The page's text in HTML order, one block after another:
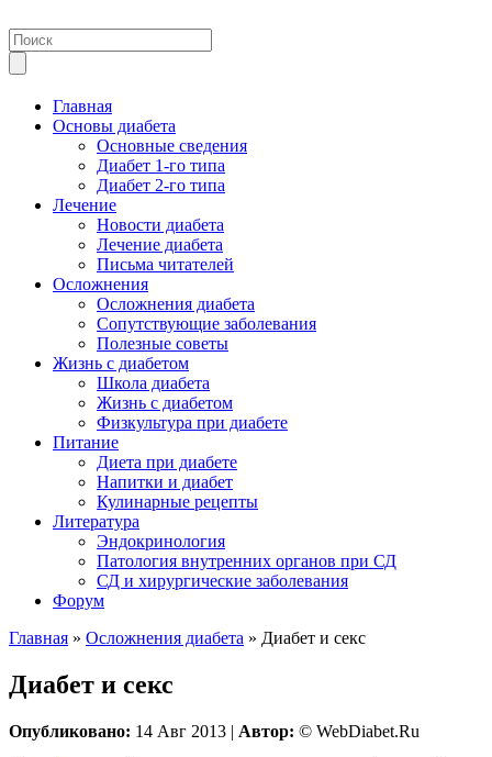
Главная
Основы диабета
Основные сведения
Диабет 1-го типа
Диабет 2-го типа
Лечение
Новости диабета
Лечение диабета
Письма читателей
Осложнения
Осложнения диабета
Сопутствующие заболевания
Полезные советы
Жизнь с диабетом
Школа диабета
Жизнь с диабетом
Физкультура при диабете
Питание
Диета при диабете
Напитки и диабет
Кулинарные рецепты
Литература
Эндокринология
Патология внутренних органов при СД
СД и хирургические заболевания
Форум
Главная » Осложнения диабета » Диабет и секс
Диабет и секс
Опубликовано: 14 Авг 2013 | Автор: © WebDiabet.Ru